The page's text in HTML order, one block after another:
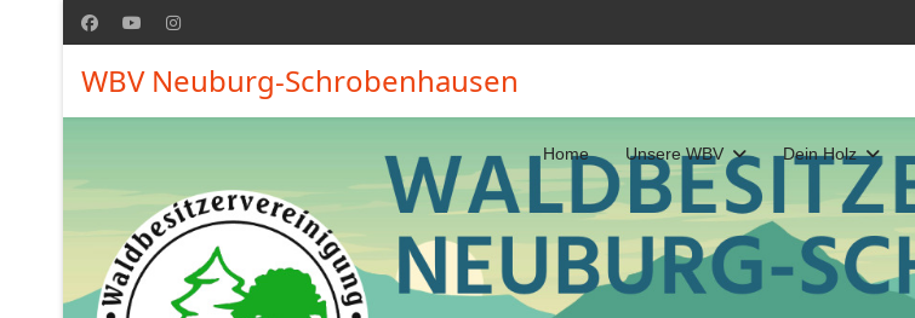
WBV Neuburg-Schrobenhausen
Home Unsere WBV Dein Holz